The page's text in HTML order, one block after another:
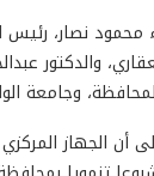
محمود نصار،
والدكتور
وجامعة
أن الجهاز